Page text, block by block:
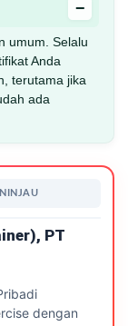
−
umum. Selalu
Anda
terutama jika
ada
PT
dengan